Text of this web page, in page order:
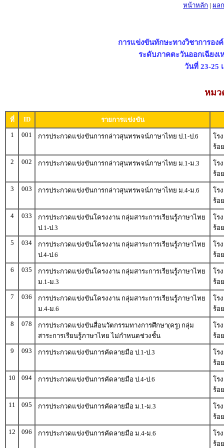
หน้าหลัก | ผล
การแข่งขันทักษะทางวิชาการอง
ระดับภาคตะวันออกเฉียงเ
วันที่ 23-25
หมว
ที่ ID
รายการแข่งขัน
1
001 การประกวดแข่งขันการกล่าวสุนทรพจน์ภาษาไทย ป.1-ป.6
โร
ร้อ
2
002 การประกวดแข่งขันการกล่าวสุนทรพจน์ภาษาไทย ม.1-ม.3
โร
ร้อ
3
003 การประกวดแข่งขันการกล่าวสุนทรพจน์ภาษาไทย ม.4-ม.6
โร
ร้อ
4
033
การประกวดแข่งขันโครงงาน กลุ่มสาระการเรียนรู้ภาษาไทย
ป.1-ป.3
โร
ร้อ
5
034
การประกวดแข่งขันโครงงาน กลุ่มสาระการเรียนรู้ภาษาไทย
ป.4-ป.6
โร
ร้อ
6
035
การประกวดแข่งขันโครงงาน กลุ่มสาระการเรียนรู้ภาษาไทย
ม.1-ม.3
โร
ร้อ
7
036
การประกวดแข่งขันโครงงาน กลุ่มสาระการเรียนรู้ภาษาไทย
ม.4-ม.6
โร
ร้อ
8
078
การประกวดแข่งขันสื่อนวัตกรรมทางการศึกษา(ครู) กลุ่ม
สาระการเรียนรู้ภาษาไทย ไม่กำหนดช่วงชั้น
โร
ร้อ
9
093 การประกวดแข่งขันการคัดลายมือ ป.1-ป.3
โร
ร้อ
10
094 การประกวดแข่งขันการคัดลายมือ ป.4-ป.6
โร
ร้อ
11
095 การประกวดแข่งขันการคัดลายมือ ม.1-ม.3
โร
ร้อ
12
096 การประกวดแข่งขันการคัดลายมือ ม.4-ม.6
โร
ร้อ